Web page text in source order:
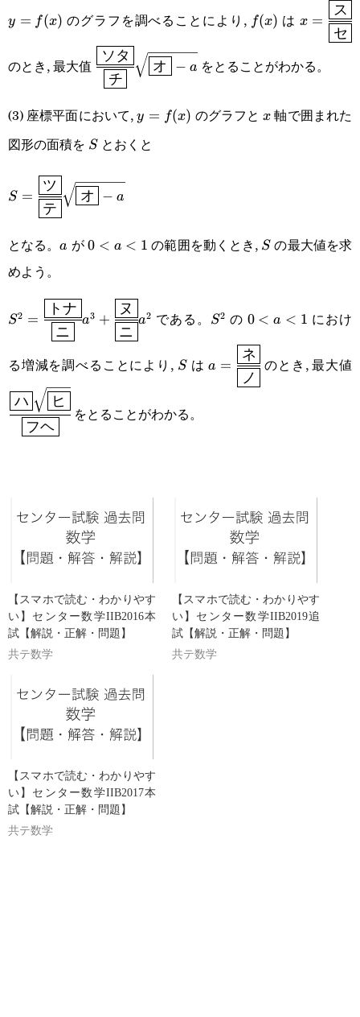
y=f(x)
y = f(x) のグラフを調べることにより, f(x)
f(x) はx =
セ
ス
のとき, 最大值
\cfrac{\boxed{\text{ソ
{\boxed{\text{チ
a}
チ
ソタ
オ − a をとることがわかる。
(3) 座標平面において,y=f(x)
y = f(x) のグラフとx
x 軸で囲まれた
図形の面積を S
S とおくと
S=\cfrac{\boxed{\text{ツ}}}
{\boxed{\text{テ}}}\sqrt{\boxed{\text{オ}}-
a}
S =
テ
ツ
オ − a
となる。a
a が0\lt
0 < a < 1 の範囲を動くとき, S
S の最大値を求
めよう。
S^2=\cfrac{\boxed{\text{トナ}}}
{\boxed{\text{ニ}}}a^3+\cfrac{\boxed{\text{ヌ}}}
{\boxed{\text{ニ}}}a^2
S2 =
ニ
トナ
a3 +
ニ
ヌ
a2 である。 S^2
S2 の 0 < a < 1 におけ
る増減を調べることにより, S
Sは
{\boxed{\text{ノ}}}
a =
ノ
ネ
のとき, 最大値
フヘ
ハ ヒ
をとることがわかる。
【スマホで読む・わかりやす
い】センター数学IIB2016本
試【解説・正解・問題】
共テ数学
【スマホで読む・わかりやす
い】センター数学IIB2019追
試【解説・正解・問題】
共テ数学
【スマホで読む・わかりやす
い】センター数学IIB2017本
試【解説・正解・問題】
共テ数学